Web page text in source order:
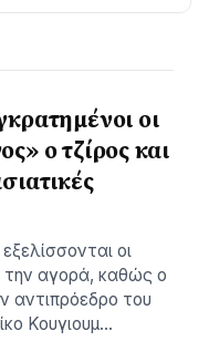
οι
ο τζίρος και
οι
την αγορά, καθώς ο
αντιπρόεδρο του
Κουγιουμ…